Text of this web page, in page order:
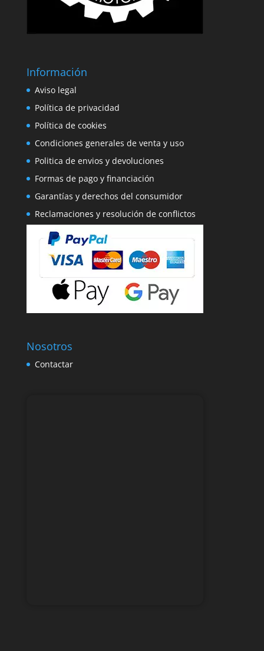
Información
Aviso legal
Política de privacidad
Política de cookies
Condiciones generales de venta y uso
Politica de envios y devoluciones
Formas de pago y financiación
Garantías y derechos del consumidor
Reclamaciones y resolución de conflictos
Nosotros
Contactar